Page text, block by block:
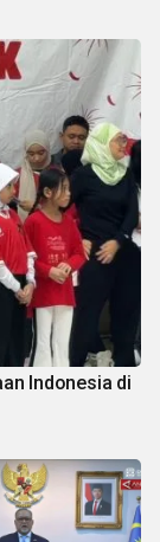
Indonesia di